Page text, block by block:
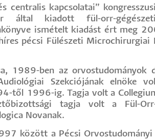
centralis kapcsolatai”
által kiadott fül-orr-
ismételt kiadást ért meg
pécsi Fülészeti Microchirurgiai
1989-ben az
Audiológiai Szekciójának
től 1996-ig. Tagja volt a
tagja volt a Fül-
Novanak.
között a Pécsi